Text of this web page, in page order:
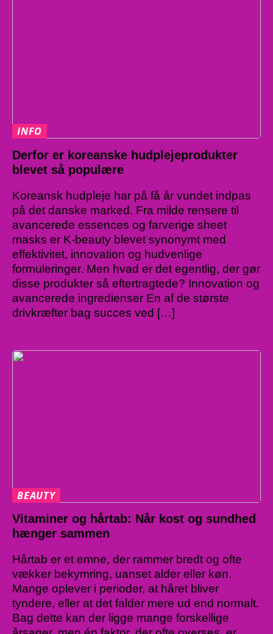
INFO
Derfor er koreanske hudplejeprodukter
blevet så populære
Koreansk hudpleje har på få år vundet indpas
på det danske marked. Fra milde rensere til
avancerede essences og farverige sheet
masks er K-beauty blevet synonymt med
effektivitet, innovation og hudvenlige
formuleringer. Men hvad er det egentlig, der gør
disse produkter så eftertragtede? Innovation og
avancerede ingredienser En af de største
drivkræfter bag succes ved […]
BEAUTY
Vitaminer og hårtab: Når kost og sundhed
hænger sammen
Hårtab er et emne, der rammer bredt og ofte
vækker bekymring, uanset alder eller køn.
Mange oplever i perioder, at håret bliver
tyndere, eller at det falder mere ud end normalt.
Bag dette kan der ligge mange forskellige